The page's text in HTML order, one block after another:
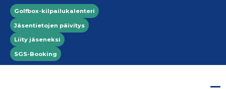
Hyppää pääsisältöön
Top menu
Golfbox-kilpailukalenteri
Jäsentietojen päivitys
Liity jäseneksi
SGS-Booking